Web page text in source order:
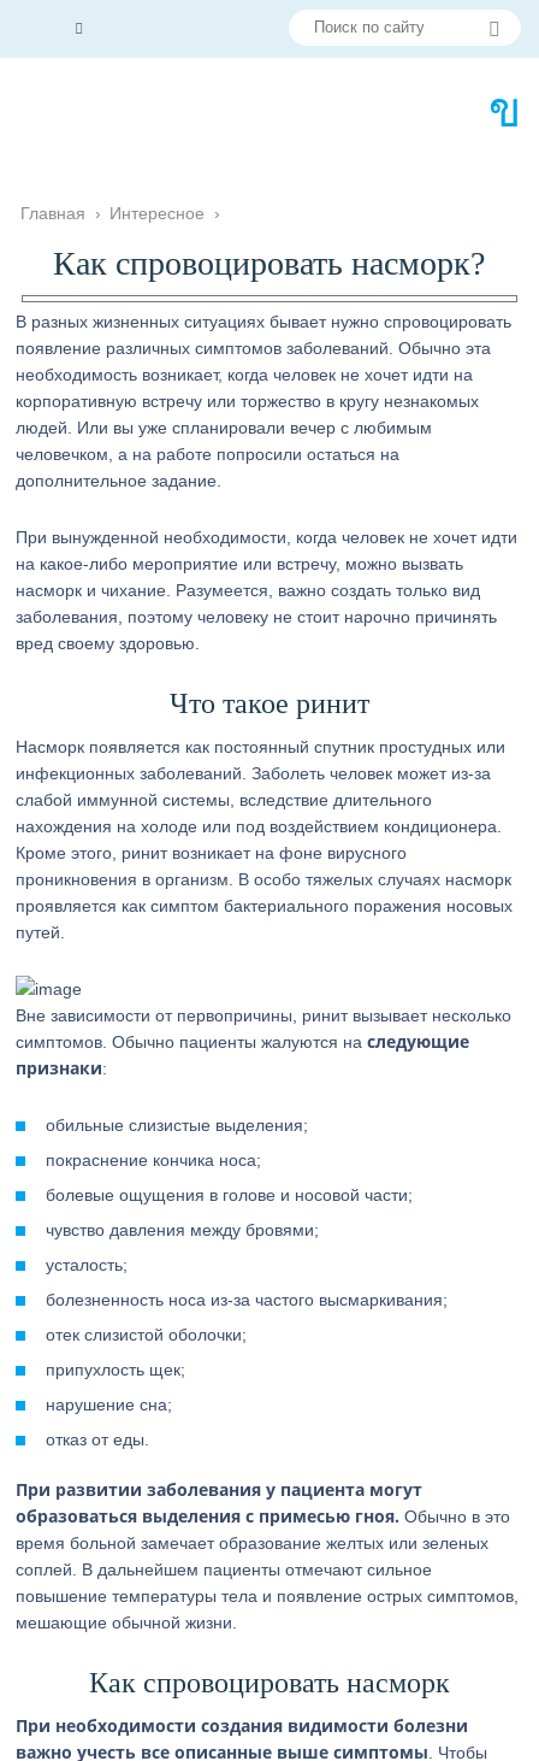
Главная › Интересное ›
Как спровоцировать насморк?
В разных жизненных ситуациях бывает нужно спровоцировать
появление различных симптомов заболеваний. Обычно эта
необходимость возникает, когда человек не хочет идти на
корпоративную встречу или торжество в кругу незнакомых
людей. Или вы уже спланировали вечер с любимым
человечком, а на работе попросили остаться на
дополнительное задание.
При вынужденной необходимости, когда человек не хочет идти
на какое-либо мероприятие или встречу, можно вызвать
насморк и чихание. Разумеется, важно создать только вид
заболевания, поэтому человеку не стоит нарочно причинять
вред своему здоровью.
Что такое ринит
Насморк появляется как постоянный спутник простудных или
инфекционных заболеваний. Заболеть человек может из-за
слабой иммунной системы, вследствие длительного
нахождения на холоде или под воздействием кондиционера.
Кроме этого, ринит возникает на фоне вирусного
проникновения в организм. В особо тяжелых случаях насморк
проявляется как симптом бактериального поражения носовых
путей.
Вне зависимости от первопричины, ринит вызывает несколько
симптомов. Обычно пациенты жалуются наследующие
признаки:
обильные слизистые выделения;
покраснение кончика носа;
болевые ощущения в голове и носовой части;
чувство давления между бровями;
усталость;
болезненность носа из-за частого высмаркивания;
отек слизистой оболочки;
припухлость щек;
нарушение сна;
отказ от еды.
При развитии заболевания у пациента могут
образоваться выделения с примесью гноя. Обычно в это
время больной замечает образование желтых или зеленых
соплей. В дальнейшем пациенты отмечают сильное
повышение температуры тела и появление острых симптомов,
мешающие обычной жизни.
Как спровоцировать насморк
При необходимости создания видимости болезни
важно учесть все описанные выше симптомы . Чтобы